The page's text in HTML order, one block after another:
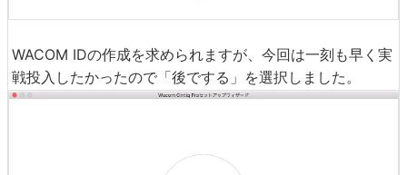
WACOM IDの作成を求められますが、今回は一刻も早く実
戦投入したかったので「後でする」を選択しました。